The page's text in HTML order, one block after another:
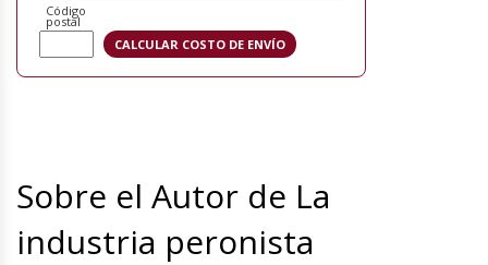
Código
postal
Sobre el Autor de La
industria peronista